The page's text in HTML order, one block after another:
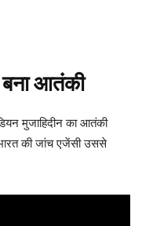
बना आतंकी
मुजाहिदीन का आतंकी
की जांच एजेंसी उससे